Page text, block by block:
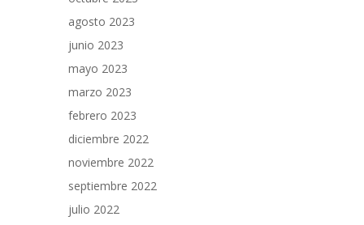
agosto 2023
junio 2023
mayo 2023
marzo 2023
febrero 2023
diciembre 2022
noviembre 2022
septiembre 2022
julio 2022